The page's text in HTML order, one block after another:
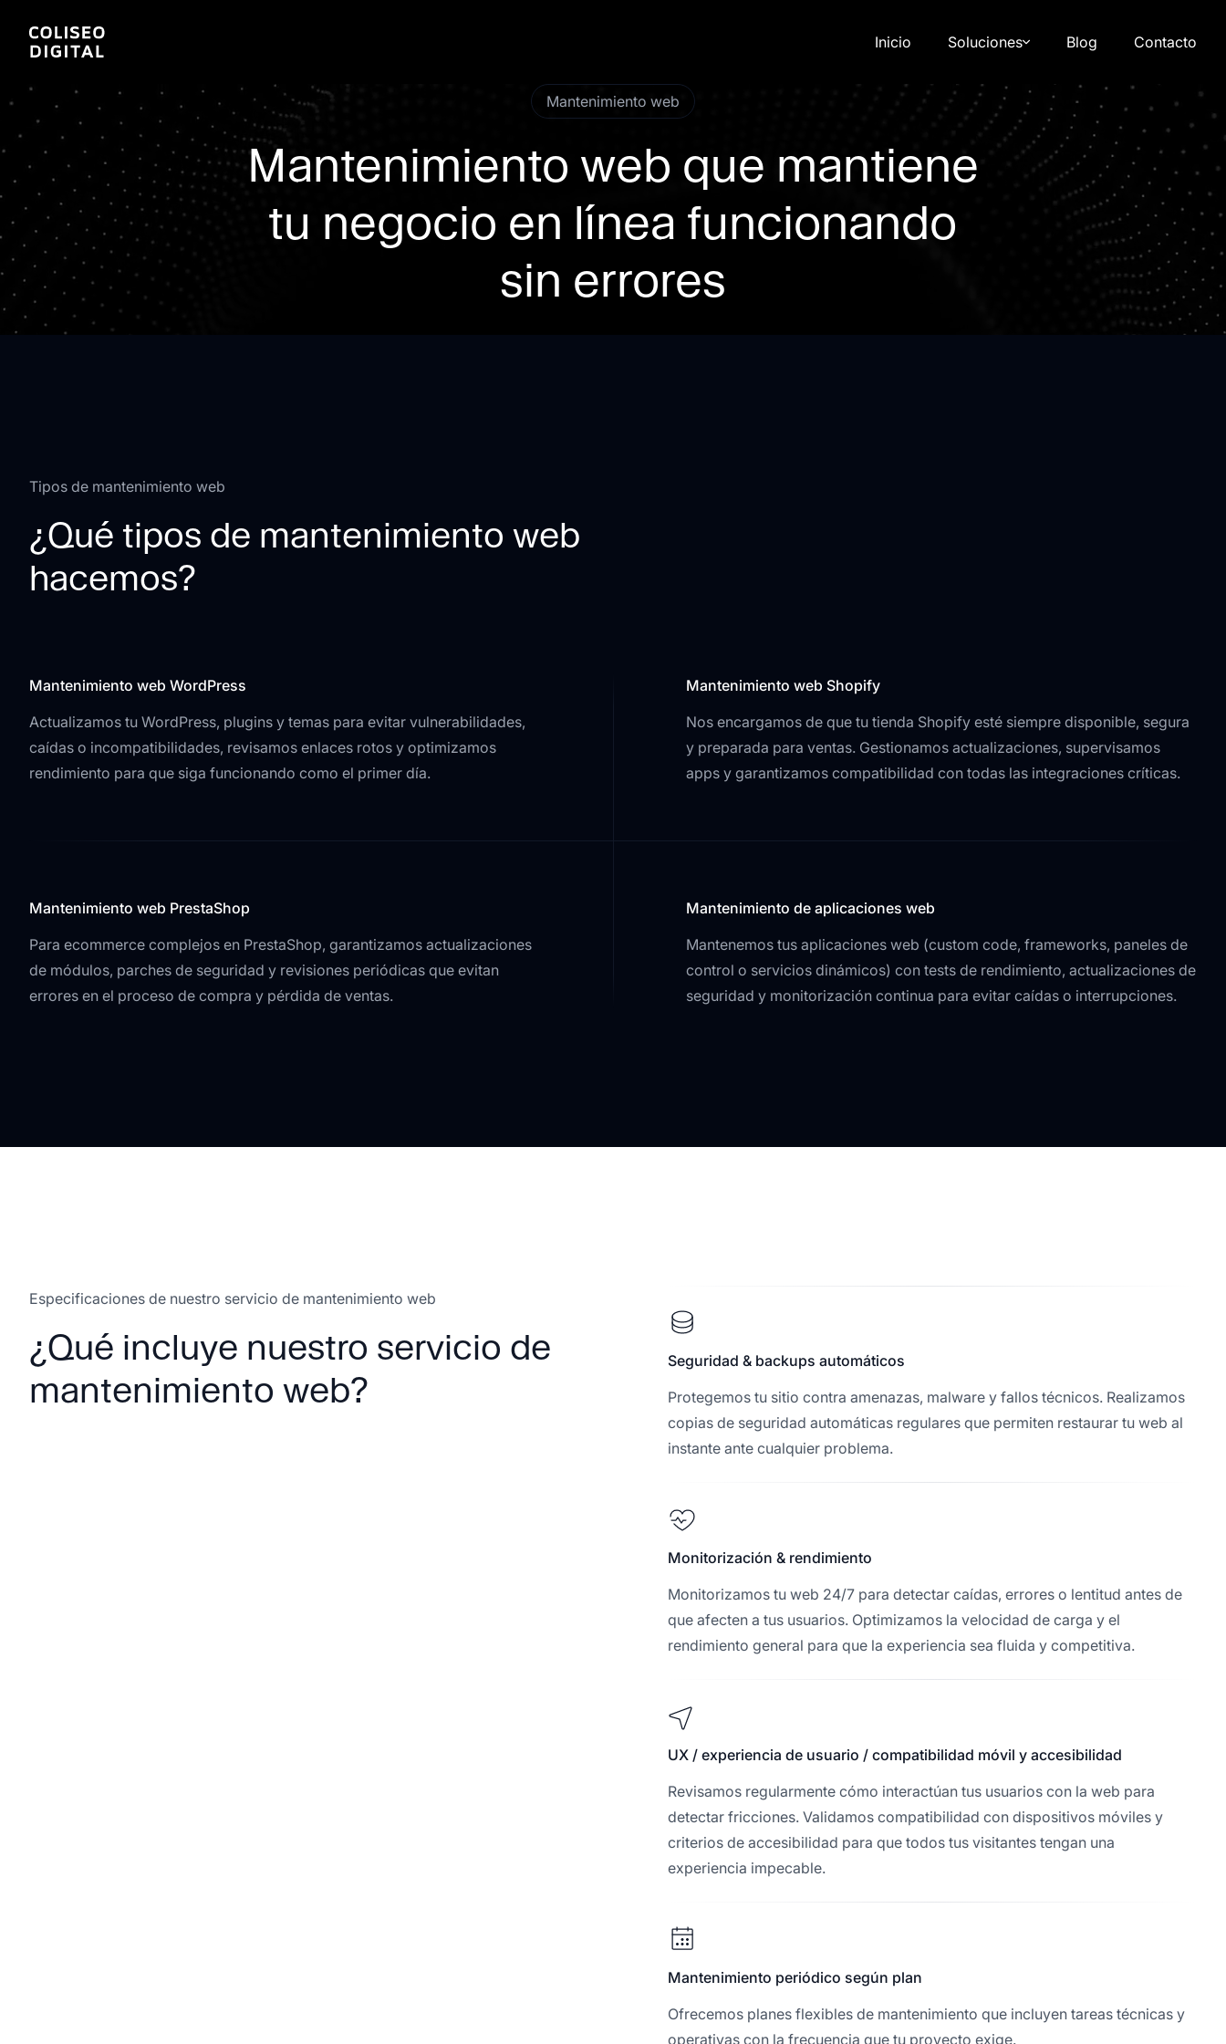
Inicio Soluciones Blog Contacto
Mantenimiento web
Mantenimiento web que mantiene
tu negocio en línea funcionando
sin errores
Tipos de mantenimiento web
¿Qué tipos de mantenimiento web
hacemos?
Mantenimiento web WordPress
Actualizamos tu WordPress, plugins y temas para evitar vulnerabilidades,
caídas o incompatibilidades, revisamos enlaces rotos y optimizamos
rendimiento para que siga funcionando como el primer día.
Mantenimiento web Shopify
Nos encargamos de que tu tienda Shopify esté siempre disponible, segura
y preparada para ventas. Gestionamos actualizaciones, supervisamos
apps y garantizamos compatibilidad con todas las integraciones críticas.
Mantenimiento web PrestaShop
Para ecommerce complejos en PrestaShop, garantizamos actualizaciones
de módulos, parches de seguridad y revisiones periódicas que evitan
errores en el proceso de compra y pérdida de ventas.
Mantenimiento de aplicaciones web
Mantenemos tus aplicaciones web (custom code, frameworks, paneles de
control o servicios dinámicos) con tests de rendimiento, actualizaciones de
seguridad y monitorización continua para evitar caídas o interrupciones.
Especificaciones de nuestro servicio de mantenimiento web
¿Qué incluye nuestro servicio de
mantenimiento web?
Seguridad & backups automáticos
Protegemos tu sitio contra amenazas, malware y fallos técnicos. Realizamos
copias de seguridad automáticas regulares que permiten restaurar tu web al
instante ante cualquier problema.
Monitorización & rendimiento
Monitorizamos tu web 24/7 para detectar caídas, errores o lentitud antes de
que afecten a tus usuarios. Optimizamos la velocidad de carga y el
rendimiento general para que la experiencia sea fluida y competitiva.
UX / experiencia de usuario / compatibilidad móvil y accesibilidad
Revisamos regularmente cómo interactúan tus usuarios con la web para
detectar fricciones. Validamos compatibilidad con dispositivos móviles y
criterios de accesibilidad para que todos tus visitantes tengan una
experiencia impecable.
Mantenimiento periódico según plan
Ofrecemos planes flexibles de mantenimiento que incluyen tareas técnicas y
operativas con la frecuencia que tu proyecto exige.